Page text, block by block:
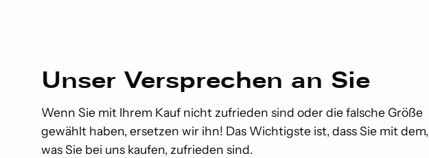
Unser Versprechen an Sie
Wenn Sie mit Ihrem Kauf nicht zufrieden sind oder die falsche Größe
gewählt haben, ersetzen wir ihn! Das Wichtigste ist, dass Sie mit dem,
was Sie bei uns kaufen, zufrieden sind.